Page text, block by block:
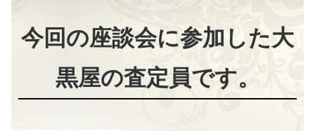
今回の座談会に参加した大
黒屋の査定員です。